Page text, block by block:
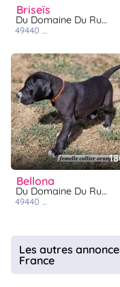
briseïs
Du Domaine Du Rupt De Mad
49440
bellona
Du Domaine Du Rupt De Mad
49440
Les autres
France